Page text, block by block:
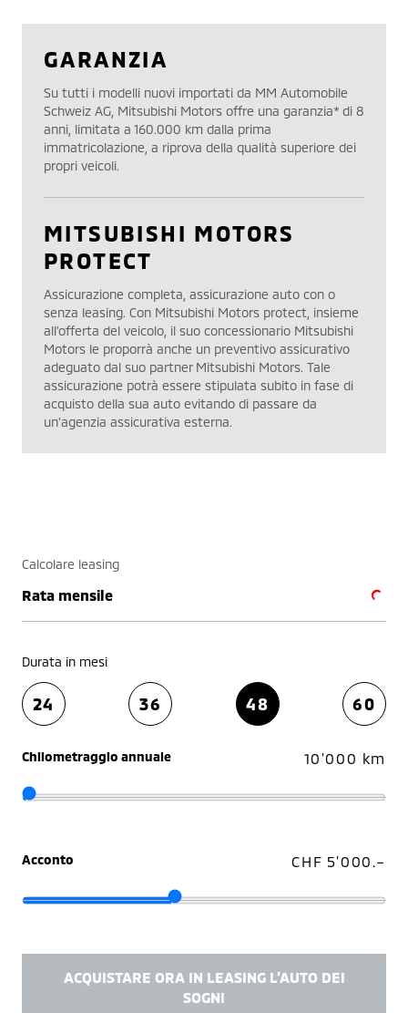
GARANZIA
Su tutti i modelli nuovi importati da MM Automobile
Schweiz AG, Mitsubishi Motors offre una garanzia* di 8
anni, limitata a 160.000 km dalla prima
immatricolazione, a riprova della qualità superiore dei
propri veicoli.
MITSUBISHI MOTORS
PROTECT
Assicurazione completa, assicurazione auto con o
senza leasing. Con Mitsubishi Motors protect, insieme
all’offerta del veicolo, il suo concessionario Mitsubishi
Motors le proporrà anche un preventivo assicurativo
adeguato dal suo partner Mitsubishi Motors. Tale
assicurazione potrà essere stipulata subito in fase di
acquisto della sua auto evitando di passare da
un’agenzia assicurativa esterna.
Calcolare leasing
Rata mensile
Durata in mesi
24 36 48 60
Chilometraggio annuale 10'000 km
Acconto CHF 5'000.–
ACQUISTARE ORA IN LEASING L'AUTO DEI
SOGNI